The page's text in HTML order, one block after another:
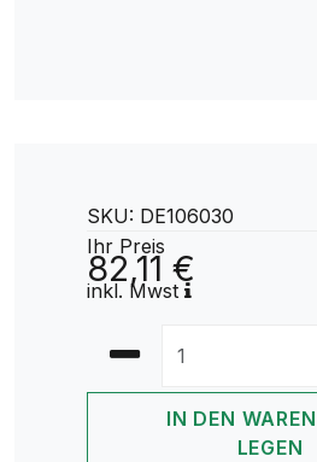
SKU: DE106030
Ihr Preis
82,11 €
inkl. Mwst
IN DEN
LEGEN